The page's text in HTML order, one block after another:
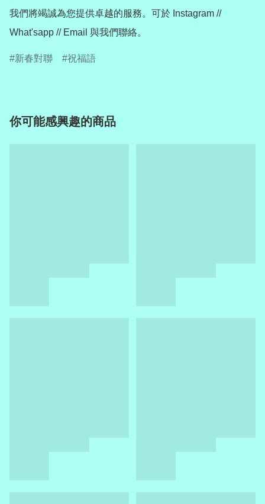
我們將竭誠為您提供卓越的服務。可於 Instagram //
What'sapp // Email 與我們聯絡。
新春對聯 祝福語
你可能感興趣的商品